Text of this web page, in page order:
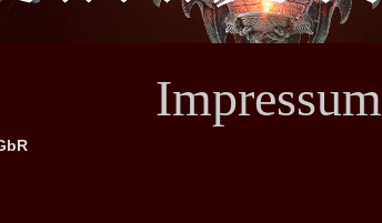
Impressum